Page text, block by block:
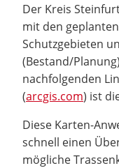
Der Kreis
mit den
Schutzgebieten
(Bestand/
nachfolgenden
(arcgis.com) ist
Diese Karten-
schnell einen
mögliche